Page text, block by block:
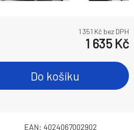
1 351 Kč bez DPH
1 635 Kč
Do košíku
EAN: 4024067002902